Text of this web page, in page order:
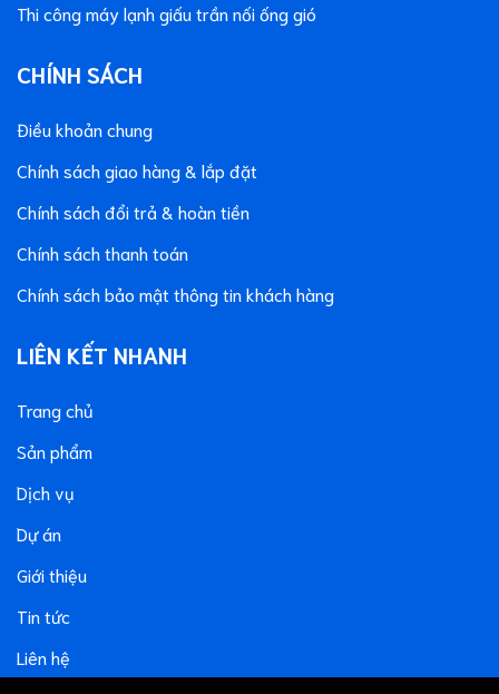
Thi công máy lạnh giấu trần nối ống gió
CHÍNH SÁCH
Điều khoản chung
Chính sách giao hàng & lắp đặt
Chính sách đổi trả & hoàn tiền
Chính sách thanh toán
Chính sách bảo mật thông tin khách hàng
LIÊN KẾT NHANH
Trang chủ
Sản phẩm
Dịch vụ
Dự án
Giới thiệu
Tin tức
Liên hệ